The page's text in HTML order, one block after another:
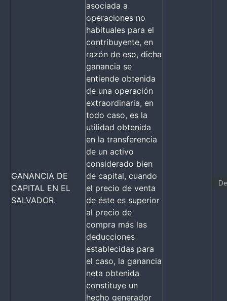
GANANCIA DE
CAPITAL EN EL
SALVADOR.
asociada a
operaciones no
habituales para el
contribuyente, en
razón de eso, dicha
ganancia se
entiende obtenida
de una operación
extraordinaria, en
todo caso, es la
utilidad obtenida
en la transferencia
de un activo
considerado bien
de capital, cuando
el precio de venta
de éste es superior
al precio de
compra más las
deducciones
establecidas para
el caso, la ganancia
neta obtenida
constituye un
hecho generador